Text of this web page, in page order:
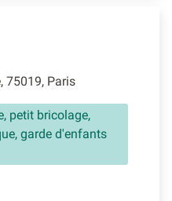
75019, Paris
petit bricolage,
garde d'enfants